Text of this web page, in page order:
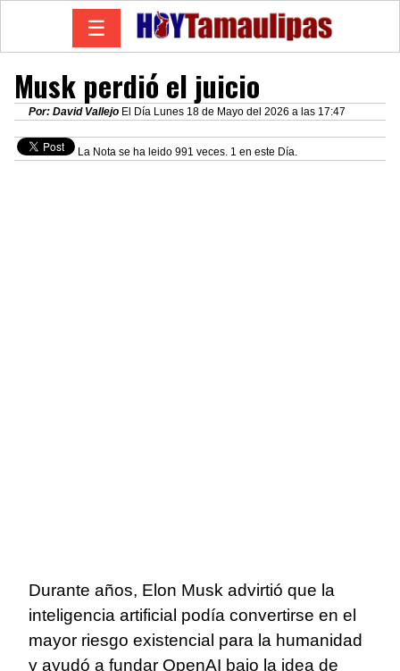
☰
Musk perdió el juicio
Por: David Vallejo El Día Lunes 18 de Mayo del 2026 a las 17:47
La Nota se ha leido 991 veces. 1 en este Día.
Durante años, Elon Musk advirtió que la
inteligencia artificial podía convertirse en el
mayor riesgo existencial para la humanidad
y ayudó a fundar OpenAI bajo la idea de